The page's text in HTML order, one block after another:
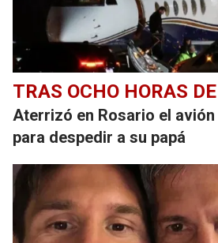
TRAS OCHO HORAS
Aterrizó en Rosario el
para despedir a su papá